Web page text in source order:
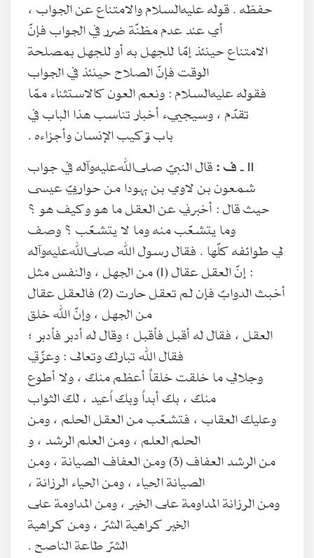
حفظه . قوله عليه‌السلام والامتناع عن الجواب ،
أي عند عدم مظنّة ضرر في الجواب فإنّ
الامتناع حينئذ إمّا للجهل به أو للجهل بمصلحة
الوقت فإنّ الصلاح حينئذ في الجواب
فقوله عليه‌السلام : ونعم العون كالاستثناء ممّا
تقدّم ، وسيجييء أخبار تناسب هذا الباب في
باب تركيب الإنسان وأجزاءه .
11 ـ ف :قال النبيّ صلى‌الله‌عليه‌وآله في جواب
شمعون بن لاوي بن يهودا من حوارييّ عيسى
حيث قال : أخبرني عن العقل ما هو وكيف هو ؟
وما يتشعّب منه وما لا يتشعّب ؟ وصف
لي طوائفه كلّها . فقال رسول الله صلى‌الله‌عليه‌وآله
: إنّ العقل عقال (1) من الجهل ، والنفس مثل
أخبث الدوابّ فإن لم تعقل حارت (2) فالعقل عقال
من الجهل ، وإنّ الله خلق
العقل ، فقال له أقبل فأقبل ؛ وقال له أدبر فأدبر ؛
فقال الله تبارك وتعالى : وعزّتي
وجلالي ما خلقت خلقاً أعظم منك ، ولا أطوع
منك ، بك أبداُ وبك اُعيد ، لك الثواب
وعليك العقاب ، فتشعّب من العقل الحلم ، ومن
الحلم العلم ، ومن العلم الرشد ، و
من الرشد العفاف (3) ومن العفاف الصيانة ، ومن
الصيانة الحياء ، ومن الحياء الرزانة ،
ومن الرزانة المداومة على الخير ، ومن المداومة على
الخير كراهية الشرّ ، ومن كراهية
الشرّ طاعة الناصح .